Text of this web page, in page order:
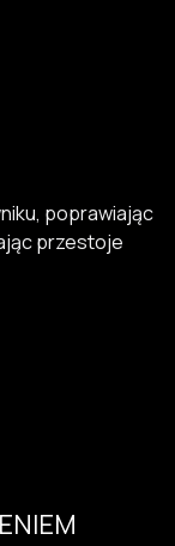
poprawiając
przestoje